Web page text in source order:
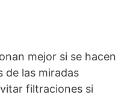
mejor si se hacen
de las miradas
filtraciones si